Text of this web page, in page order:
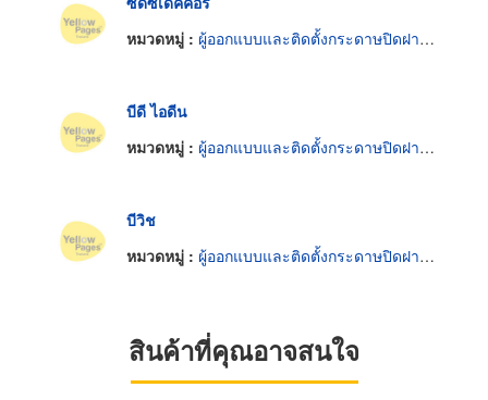
หมวดหมู่ : ผู้ออกแบบและติดตั้งกระดาษปิดฝาผนัง
บีดี ไอดีน
หมวดหมู่ : ผู้ออกแบบและติดตั้งกระดาษปิดฝาผนัง
บีวิช
หมวดหมู่ : ผู้ออกแบบและติดตั้งกระดาษปิดฝาผนัง
สินค้าที่คุณอาจสนใจ